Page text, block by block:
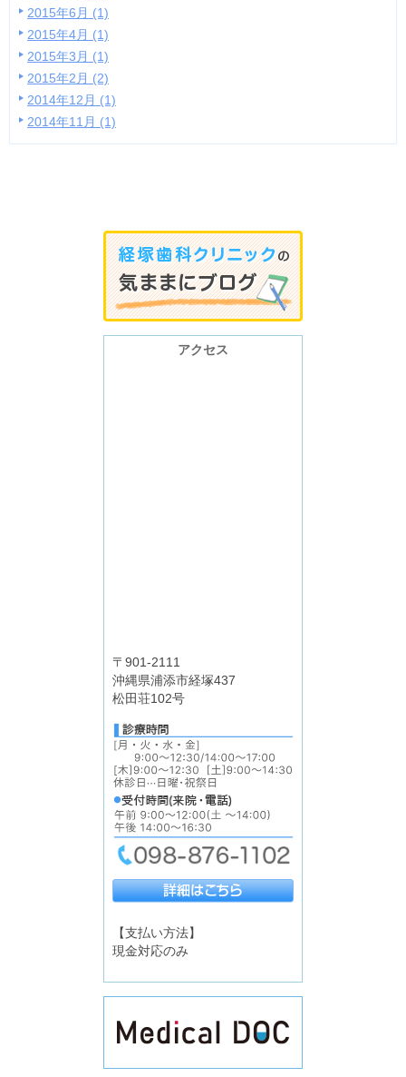
2015年6月 (1)
2015年4月 (1)
2015年3月 (1)
2015年2月 (2)
2014年12月 (1)
2014年11月 (1)
アクセス
〒901-2111
沖縄県浦添市経塚437
松田荘102号
【支払い方法】
現金対応のみ